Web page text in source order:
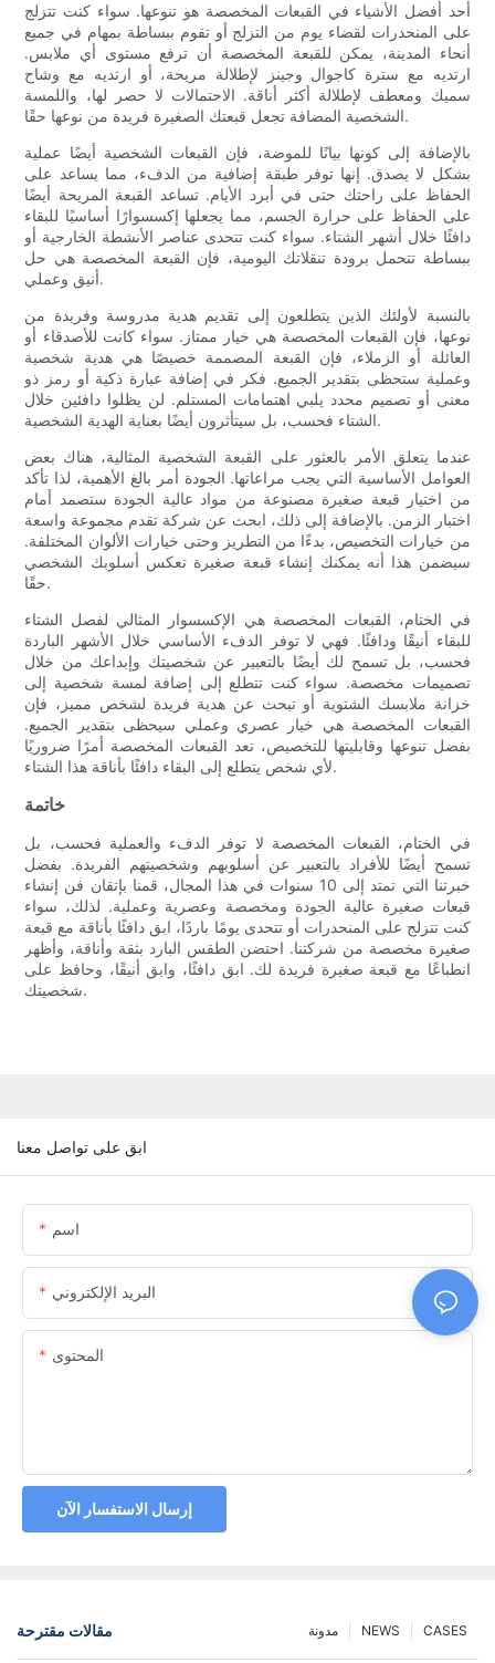
أحد أفضل الأشياء في القبعات المخصصة هو تنوعها. سواء كنت تتزلج
على المنحدرات لقضاء يوم من التزلج أو تقوم ببساطة بمهام في جميع
أنحاء المدينة، يمكن للقبعة المخصصة أن ترفع مستوى أي ملابس.
ارتديه مع سترة كاجوال وجينز لإطلالة مريحة، أو ارتديه مع وشاح
سميك ومعطف لإطلالة أكثر أناقة. الاحتمالات لا حصر لها، واللمسة
الشخصية المضافة تجعل قبعتك الصغيرة فريدة من نوعها حقًا.
بالإضافة إلى كونها بيانًا للموضة، فإن القبعات الشخصية أيضًا عملية
بشكل لا يصدق. إنها توفر طبقة إضافية من الدفء، مما يساعد على
الحفاظ على راحتك حتى في أبرد الأيام. تساعد القبعة المريحة أيضًا
على الحفاظ على حرارة الجسم، مما يجعلها إكسسوارًا أساسيًا للبقاء
دافئًا خلال أشهر الشتاء. سواء كنت تتحدى عناصر الأنشطة الخارجية أو
ببساطة تتحمل برودة تنقلاتك اليومية، فإن القبعة المخصصة هي حل
أنيق وعملي.
بالنسبة لأولئك الذين يتطلعون إلى تقديم هدية مدروسة وفريدة من
نوعها، فإن القبعات المخصصة هي خيار ممتاز. سواء كانت للأصدقاء أو
العائلة أو الزملاء، فإن القبعة المصممة خصيصًا هي هدية شخصية
وعملية ستحظى بتقدير الجميع. فكر في إضافة عبارة ذكية أو رمز ذو
معنى أو تصميم محدد يلبي اهتمامات المستلم. لن يظلوا دافئين خلال
الشتاء فحسب، بل سيتأثرون أيضًا بعناية الهدية الشخصية.
عندما يتعلق الأمر بالعثور على القبعة الشخصية المثالية، هناك بعض
العوامل الأساسية التي يجب مراعاتها. الجودة أمر بالغ الأهمية، لذا تأكد
من اختيار قبعة صغيرة مصنوعة من مواد عالية الجودة ستصمد أمام
اختبار الزمن. بالإضافة إلى ذلك، ابحث عن شركة تقدم مجموعة واسعة
من خيارات التخصيص، بدءًا من التطريز وحتى خيارات الألوان المختلفة.
سيضمن هذا أنه يمكنك إنشاء قبعة صغيرة تعكس أسلوبك الشخصي
حقًا.
في الختام، القبعات المخصصة هي الإكسسوار المثالي لفصل الشتاء
للبقاء أنيقًا ودافئًا. فهي لا توفر الدفء الأساسي خلال الأشهر الباردة
فحسب، بل تسمح لك أيضًا بالتعبير عن شخصيتك وإبداعك من خلال
تصميمات مخصصة. سواء كنت تتطلع إلى إضافة لمسة شخصية إلى
خزانة ملابسك الشتوية أو تبحث عن هدية فريدة لشخص مميز، فإن
القبعات المخصصة هي خيار عصري وعملي سيحظى بتقدير الجميع.
بفضل تنوعها وقابليتها للتخصيص، تعد القبعات المخصصة أمرًا ضروريًا
لأي شخص يتطلع إلى البقاء دافئًا بأناقة هذا الشتاء.
خاتمة
في الختام، القبعات المخصصة لا توفر الدفء والعملية فحسب، بل
تسمح أيضًا للأفراد بالتعبير عن أسلوبهم وشخصيتهم الفريدة. بفضل
خبرتنا التي تمتد إلى 10 سنوات في هذا المجال، قمنا بإتقان فن إنشاء
قبعات صغيرة عالية الجودة ومخصصة وعصرية وعملية. لذلك، سواء
كنت تتزلج على المنحدرات أو تتحدى يومًا باردًا، ابق دافئًا بأناقة مع قبعة
صغيرة مخصصة من شركتنا. احتضن الطقس البارد بثقة وأناقة، وأظهر
انطباعًا مع قبعة صغيرة فريدة لك. ابق دافئًا، وابق أنيقًا، وحافظ على
شخصيتك.
ابق على تواصل معنا
اسم
البريد الإلكتروني
المحتوى
إرسال الاستفسار الآن
مقالات مقترحة CASES
NEWS مدونة